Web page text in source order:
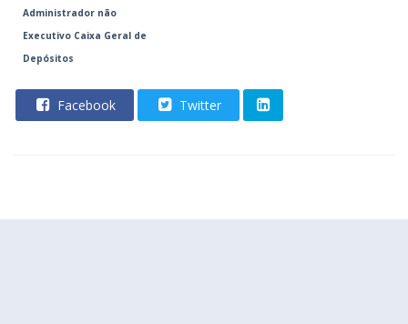
Administrador não
Executivo Caixa Geral de
Depósitos
Facebook Twitter